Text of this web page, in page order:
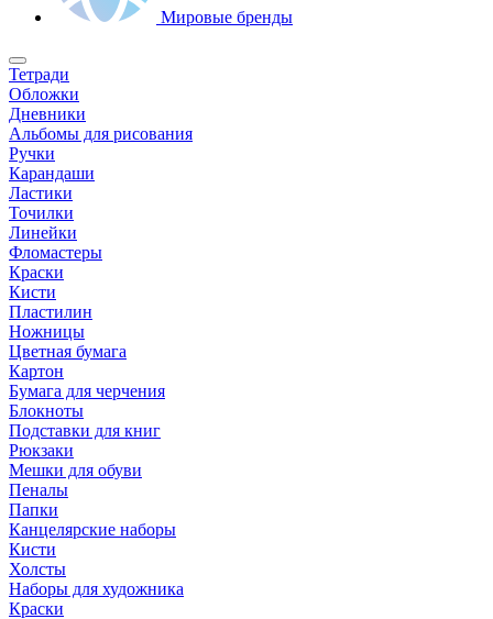
Мировые бренды
Тетради
Обложки
Дневники
Альбомы для рисования
Ручки
Карандаши
Ластики
Точилки
Линейки
Фломастеры
Краски
Кисти
Пластилин
Ножницы
Цветная бумага
Картон
Бумага для черчения
Блокноты
Подставки для книг
Рюкзаки
Мешки для обуви
Пеналы
Папки
Канцелярские наборы
Кисти
Холсты
Наборы для художника
Краски